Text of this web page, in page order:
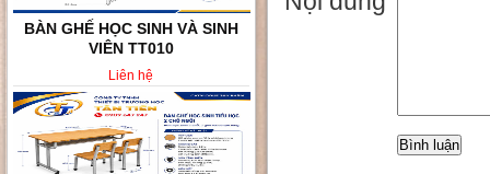
BÀN GHẾ HỌC SINH VÀ SINH
VIÊN TT010
Liên hệ